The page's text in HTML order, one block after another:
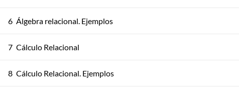
6 Álgebra relacional. Ejemplos
7 Cálculo Relacional
8 Cálculo Relacional. Ejemplos